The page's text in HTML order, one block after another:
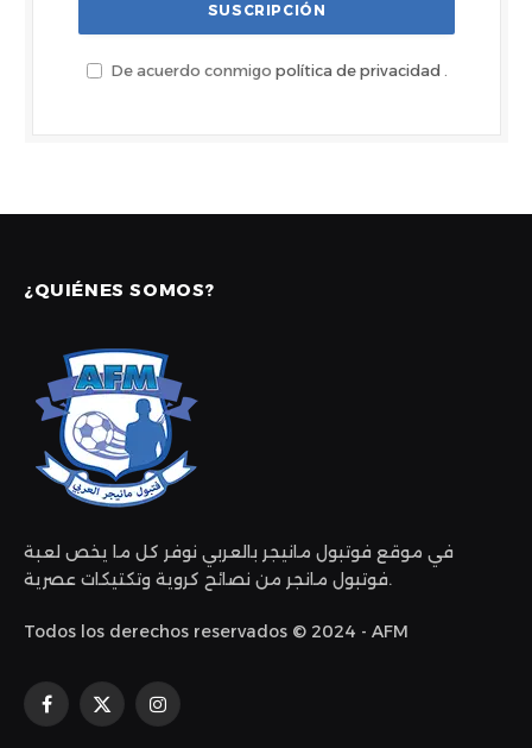
De acuerdo conmigo política de privacidad .
¿QUIÉNES SOMOS?
في موقع فوتبول مانيجر بالعربي نوفر كل ما يخص لعبة
فوتبول مانجر من نصائح كروية وتكتيكات عصرية.
Todos los derechos reservados © 2024 - AFM
Facebook
X
Instagram